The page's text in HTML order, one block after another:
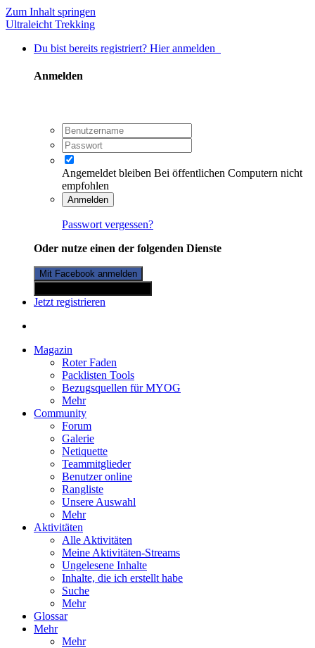
Zum Inhalt springen
Ultraleicht Trekking
Du bist bereits registriert? Hier anmelden
Anmelden
Angemeldet bleiben Bei öffentlichen Computern nicht
empfohlen
Anmelden
Passwort vergessen?
Oder nutze einen der folgenden Dienste
Mit Facebook anmelden
Jetzt registrieren
Magazin
Roter Faden
Packlisten Tools
Bezugsquellen für MYOG
Mehr
Community
Forum
Galerie
Netiquette
Teammitglieder
Benutzer online
Rangliste
Unsere Auswahl
Mehr
Aktivitäten
Alle Aktivitäten
Meine Aktivitäten-Streams
Ungelesene Inhalte
Inhalte, die ich erstellt habe
Suche
Mehr
Glossar
Mehr
Mehr